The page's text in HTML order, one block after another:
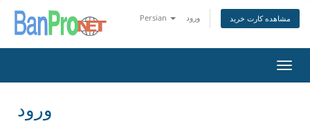
Persian ورود مشاهده کارت خرید
تغییر
ورود